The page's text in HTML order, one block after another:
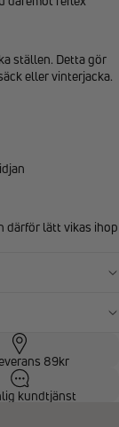
ställen. Detta gör
eller vinterjacka.
därför lätt vikas ihop
89kr
kundtjänst